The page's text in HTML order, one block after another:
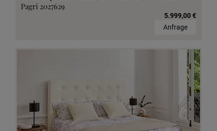
Pagri 2027629
5.999,00 €
Anfrage